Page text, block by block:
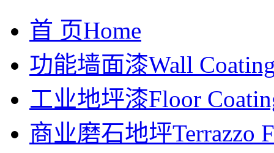
首 页Home
功能墙面漆Wall
工业地坪漆Floor
商业磨石地坪Terrazzo